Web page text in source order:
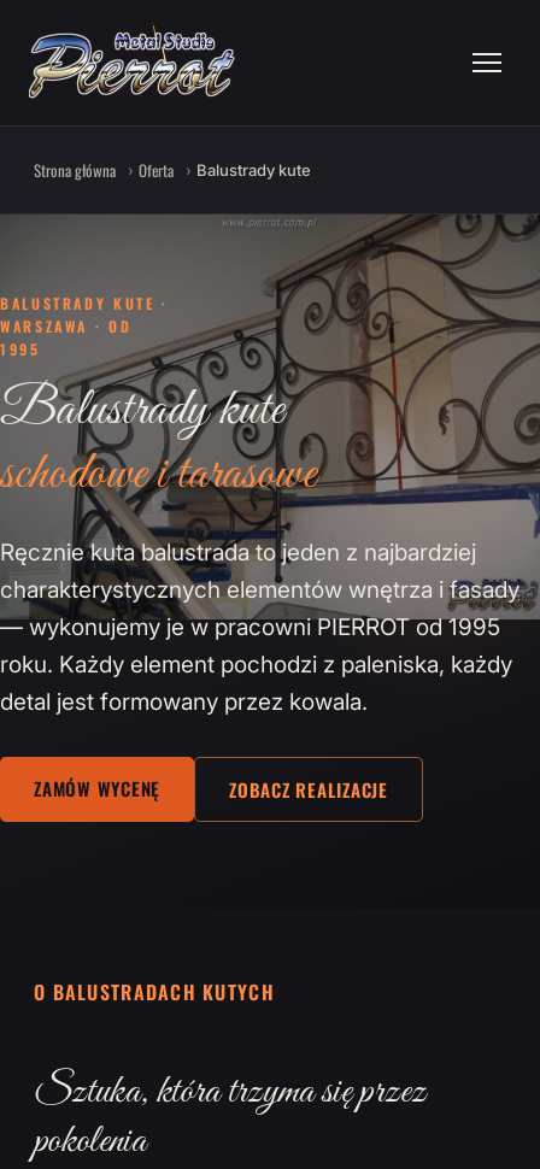
Strona główna Oferta Balustrady kute
BALUSTRADY KUTE ·
WARSZAWA · OD
1995
Balustrady kute
schodowe i tarasowe
Ręcznie kuta balustrada to jeden z najbardziej
charakterystycznych elementów wnętrza i fasady
— wykonujemy je w pracowni PIERROT od 1995
roku. Każdy element pochodzi z paleniska, każdy
detal jest formowany przez kowala.
ZAMÓW WYCENĘ ZOBACZ REALIZACJE
O BALUSTRADACH KUTYCH
Sztuka, która trzyma się przez
pokolenia